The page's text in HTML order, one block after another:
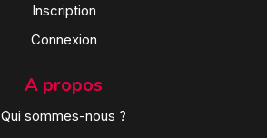
Inscription
Connexion
A propos
Qui sommes-nous ?